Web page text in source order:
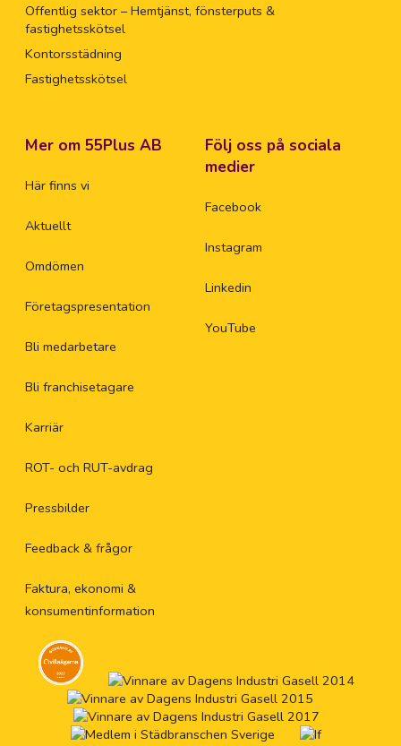
Offentlig sektor – Hemtjänst, fönsterputs &
fastighetsskötsel
Kontorsstädning
Fastighetsskötsel
Mer om 55Plus AB
Här finns vi
Aktuellt
Omdömen
Företagspresentation
Bli medarbetare
Bli franchisetagare
Karriär
ROT- och RUT-avdrag
Pressbilder
Feedback & frågor
Faktura, ekonomi &
konsumentinformation
Följ oss på sociala
medier
Facebook
Instagram
Linkedin
YouTube